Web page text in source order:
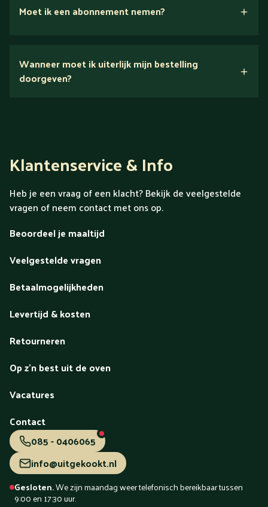
Ontdek alles over Gold
Moet ik een abonnement nemen?
Wanneer moet ik uiterlijk mijn bestelling
doorgeven?
Klantenservice & Info
Heb je een vraag of een klacht? Bekijk de veelgestelde
vragen of neem contact met ons op.
Beoordeel je maaltijd
Veelgestelde vragen
Betaalmogelijkheden
Levertijd & kosten
Retourneren
Op z'n best uit de oven
Vacatures
Contact
085 - 0406065
info@uitgekookt.nl
Gesloten.We zijn maandag weer telefonisch bereikbaar tussen
9:00 en 17:30 uur.